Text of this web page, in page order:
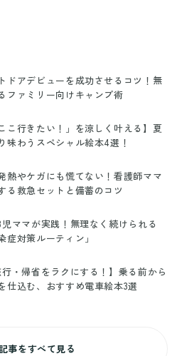
ドアデビューを成功させるコツ！無
ファミリー向けキャンプ術
こ行きたい！」を涼しく叶える】夏
味わうスペシャル絵本4選！
熱やケガにも慌てない！看護師ママ
る救急セットと備蓄のコツ
ママが実践！無理なく続けられる
症対策ルーティン」
行・帰省をラクにする！】乗る前から
仕込む、おすすめ電車絵本3選
事をすべて見る